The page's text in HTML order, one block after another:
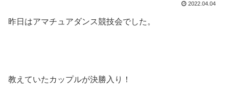
2022.04.04
昨日はアマチュアダンス競技会でした。
教えていたカップルが決勝入り！